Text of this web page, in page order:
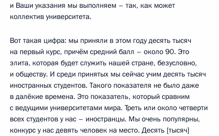
и Ваши указания мы выполняем – так, как может
коллектив университета.
Вот такая цифра: мы приняли в этом году десять тысяч
на первый курс, причём средний балл – около 90. Это
элита, которая будет служить нашей стране, безусловно,
и обществу. И среди принятых мы сейчас учим десять тысяч
иностранных студентов. Такого показателя не было даже
в далёкие времена. Это показатель, который сравним
с ведущими университетами мира. Треть или около четверти
всех студентов у нас – иностранцы. Мы очень популярны,
конкурс у нас девять человек на место. Десять [тысяч]